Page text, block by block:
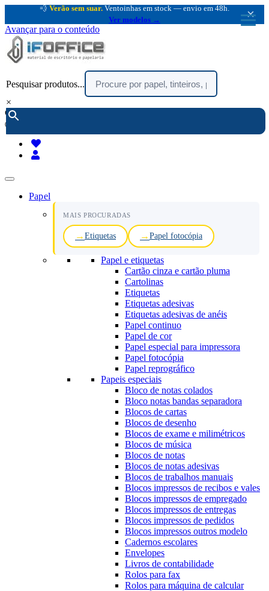
💨 Verão sem suar. Ventoinhas em stock — envio em 48h.
Ver modelos →
×
Avançar para o conteúdo
Pesquisar produtos...
×
encomendar por telefone :
(chamada rede fixa nacional)
Papel
MAIS PROCURADAS
Etiquetas Papel fotocópia
Papel e etiquetas
Cartão cinza e cartão pluma
Cartolinas
Etiquetas
Etiquetas adesivas
Etiquetas adesivas de anéis
Papel continuo
Papel de cor
Papel especial para impressora
Papel fotocópia
Papel reprográfico
Papeis especiais
Bloco de notas colados
Bloco notas bandas separadora
Blocos de cartas
Blocos de desenho
Blocos de exame e milimétricos
Blocos de música
Blocos de notas
Blocos de notas adesivas
Blocos de trabalhos manuais
Blocos impressos de recibos e vales
Blocos impressos de empregado
Blocos impressos de entregas
Blocos impressos de pedidos
Blocos impressos outros modelo
Cadernos escolares
Envelopes
Livros de contabilidade
Rolos para fax
Rolos para máquina de calcular